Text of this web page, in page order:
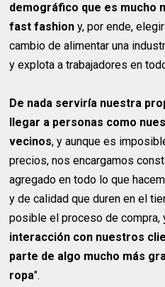
demográfico que es mucho
fast fashion y, por ende,
cambio de alimentar una
y explota a trabajadores en
De nada serviría nuestra
llegar a personas como
vecinos, y aunque es
precios, nos encargamos
agregado en todo lo que
y de calidad que duren en el
posible el proceso de compra,
interacción con nuestros
parte de algo mucho más
ropa".